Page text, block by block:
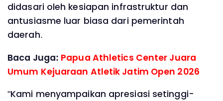
didasari oleh kesiapan infrastruktur dan
antusiasme luar biasa dari pemerintah
daerah.
Baca Juga: Papua Athletics Center Juara
Umum Kejuaraan Atletik Jatim Open 2026
"Kami menyampaikan apresiasi setinggi-